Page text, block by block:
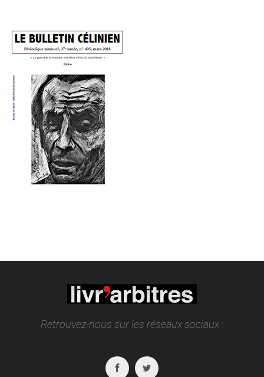
Retrouvez-nous sur les réseaux sociaux :
FacebookTwitter